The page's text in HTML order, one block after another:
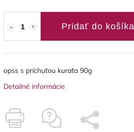
Pridať do košíka
opss s príchuťou kuraťa 90g
Detailné informácie